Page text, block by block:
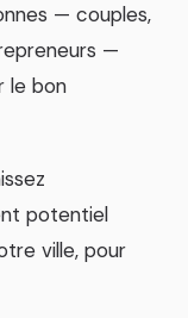
— couples,
—
le bon
potentiel
ville, pour